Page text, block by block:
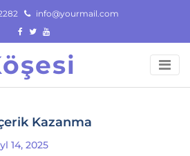
info@yourmail.com
Kazanma
14, 2025